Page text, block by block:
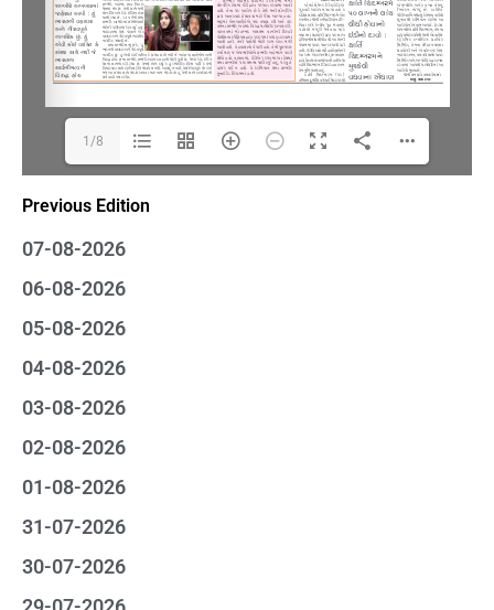
Previous Edition
07-08-2026
06-08-2026
05-08-2026
04-08-2026
03-08-2026
02-08-2026
01-08-2026
31-07-2026
30-07-2026
1/8